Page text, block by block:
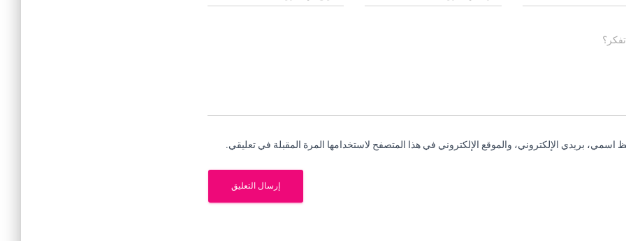
اسمي، بريدي الإلكتروني، والموقع الإلكتروني في هذا المتصفح لاستخدامها المرة المقبلة في تعليقي.